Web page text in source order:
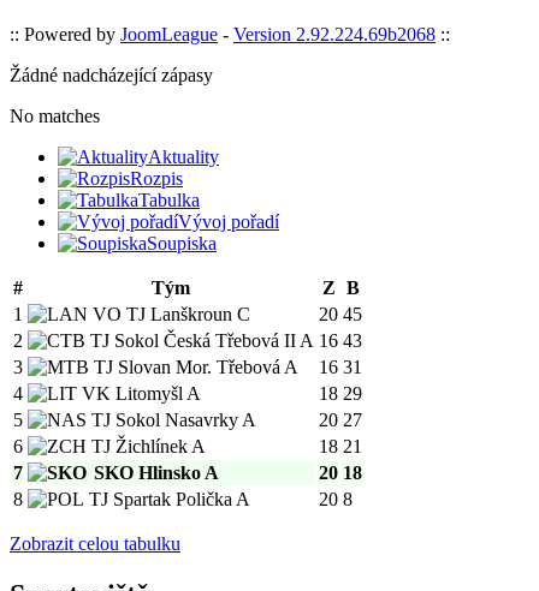
:: Powered by JoomLeague - Version 2.92.224.69b2068 ::
Žádné nadcházející zápasy
No matches
Aktuality
Rozpis
Tabulka
Vývoj pořadí
Soupiska
# Tým Z B
1
VO TJ Lanškroun C 20 45
2
TJ Sokol Česká Třebová II A 16 43
3
TJ Slovan Mor. Třebová A 16 31
4
VK Litomyšl A 18 29
5
TJ Sokol Nasavrky A 20 27
6
TJ Žichlínek A 18 21
7
SKO Hlinsko A 20 18
8
TJ Spartak Polička A 20 8
Zobrazit celou tabulku